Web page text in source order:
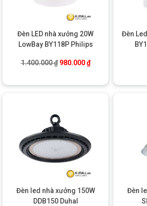
Đèn LED nhà xưởng 20W
LowBay BY118P Philips
1.400.000₫ Giá gốc là: 1.400.000 ₫.
980.000₫Giá hiện tại là:
Đèn
Đèn led nhà xưởng 150W
DDB150 Duhal
Đèn